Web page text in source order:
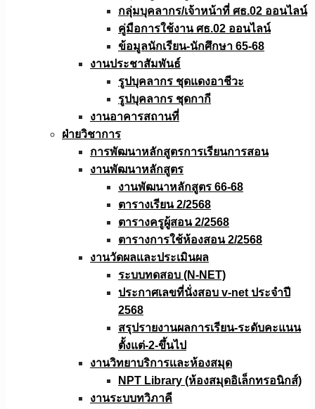
กลุ่มบุคลากร/เจ้าหน้าที่ ศธ.02 ออนไลน์
คู่มือการใช้งาน ศธ.02 ออนไลน์
ข้อมูลนักเรียน-นักศึกษา 65-68
งานประชาสัมพันธ์
รูปบุคลากร ชุดแดงอาชีวะ
รูปบุคลากร ชุดกากี
งานอาคารสถานที่
ฝ่ายวิชาการ
การพัฒนาหลักสูตรการเรียนการสอน
งานพัฒนาหลักสูตร
งานพัฒนาหลักสูตร 66-68
ตารางเรียน 2/2568
ตารางครูผู้สอน 2/2568
ตารางการใช้ห้องสอน 2/2568
งานวัดผลเเละประเมินผล
ระบบทดสอบ (N-NET)
ประกาศเลขที่นั่งสอบ v-net ประจำปี
2568
สรุปรายงานผลการเรียน-ระดับคะแนน
ตั้งแต่-2-ขึ้นไป
งานวิทยาบริการเเละห้องสมุด
NPT Library (ห้องสมุดอิเล็กทรอนิกส์)
งานระบบทวิภาคี